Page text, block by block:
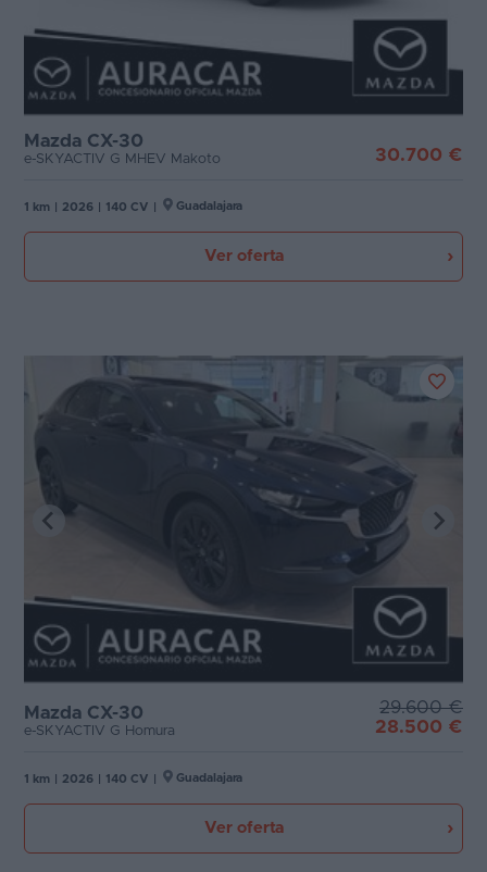
Mazda CX-30
e-SKYACTIV G MHEV Makoto 30.700 €
1 km 2026 140 CV Guadalajara
Ver oferta
Mazda CX-30
e-SKYACTIV G Homura
29.600 €
28.500 €
1 km 2026 140 CV Guadalajara
Ver oferta